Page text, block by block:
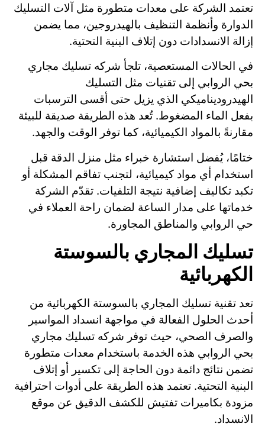
تعتمد الشركة على معدات متطورة مثل آلات التسليك
الدوارة وأنظمة التنظيف بالهيدروجين، مما يضمن
إزالة الانسدادات دون إتلاف البنية التحتية.
في الحالات المستعصية، تلجأ شركه تسليك مجاري
بحي الروابي إلى تقنيات مثل التسليك
الهيدروديناميكي الذي يزيل حتى أقسى الترسبات
بفعل الماء المضغوط. تُعد هذه الطريقة صديقة للبيئة
مقارنةً بالمواد الكيميائية، كما توفر الوقت والجهد.
ختامًا، يُفضل استشارة خبراء مثل منزل الدقة قبل
استخدام أي مواد كيميائية، لتجنب تفاقم المشكلة أو
تكبد تكاليف إضافية نتيجة التلفيات. تقدّم الشركة
خدماتها على مدار الساعة لضمان راحة العملاء في
حي الروابي والمناطق المجاورة.
تسليك المجاري بالسوستة
الكهربائية
تعد تقنية تسليك المجاري بالسوستة الكهربائية من
أحدث الحلول الفعالة في مواجهة انسداد المواسير
والصرف الصحي، حيث توفر شركه تسليك مجاري
بحي الروابي هذه الخدمة باستخدام معدات متطورة
تضمن نتائج دائمة دون الحاجة إلى تكسير أو إتلاف
البنية التحتية. تعتمد هذه الطريقة على أدوات احترافية
مزودة بكاميرات تفتيش للكشف الدقيق عن موقع
الانسداد.